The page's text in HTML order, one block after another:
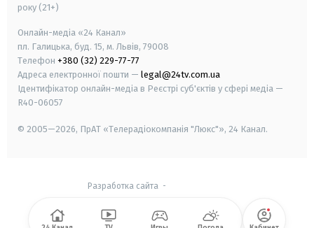
року (21+)
Онлайн-медіа «24 Канал»
пл. Галицька, буд. 15, м. Львів, 79008
Телефон +380 (32) 229-77-77
Адреса електронної пошти — legal@24tv.com.ua
Ідентифікатор онлайн-медіа в Реєстрі суб'єктів у сфері медіа —
R40-06057
© 2005—2026, ПрАТ «Телерадіокомпанія "Люкс"», 24 Канал.
Разработка сайта -